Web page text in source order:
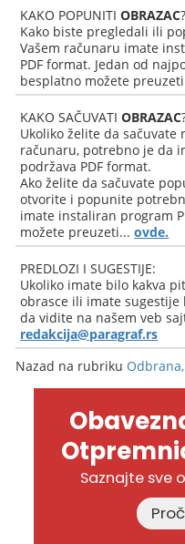
KAKO POPUNITIOBRAZAC?
Kako biste pregledali ili
Vašem računaru imate
PDF format. Jedan od
besplatno možete
KAKO SAČUVATIOBRAZAC
Ukoliko želite da sačuvate
računaru, potrebno je da
podržava PDF format.
Ako želite da sačuvate
otvorite i popunite
imate instaliran program
možete preuzeti...ovde.
PREDLOZI I SUGESTIJE:
Ukoliko imate bilo kakva
obrasce ili imate sugestije
da vidite na našem veb
redakcija@paragraf.rs
Nazad na rubriku
Saznajte sve